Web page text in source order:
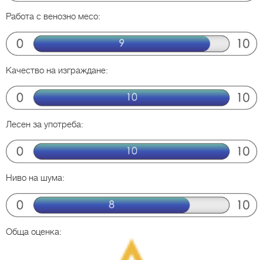
Работа с венозно месо:
Качество на изграждане:
Лесен за употреба:
Ниво на шума:
Обща оценка: